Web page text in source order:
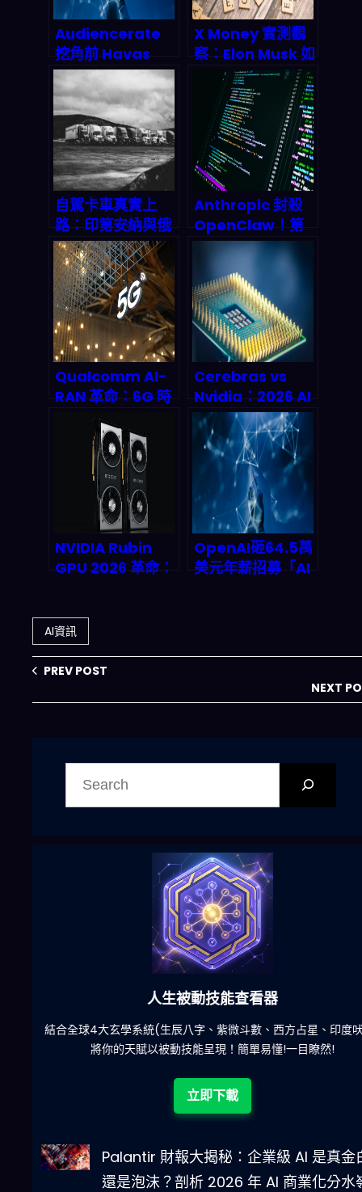
Audiencerate
挖角前 Havas
CTO：AI 行銷自
動化憑什麼在
2026 年搶下全球
8.14 億美元市場份
額？
X Money 實測觀
察：Elon Musk 如
何把 X 平台變成金
融「超級應用」？
自駕卡車真實上
路：印第安納與俄
亥俄州聯合試驗揭
示 2026 年物流革
命
Anthropic 封殺
OpenClaw！第
三方工具額外收
費，2026 AI 開源
生態何去何從？
Qualcomm AI-
RAN 革命：6G 時
代提前到來的關鍵
Cerebras vs
Nvidia：2026 AI
晶片霸主之爭的深
度解剖與投資全攻
NVIDIA Rubin
GPU 2026 革命：
發者如何零雲端成
本建構超高效代理
工作流？
OpenAI砸64.5萬
美元年薪招募「AI
AI資訊
PREV POST
NEXT
六合彩發達神器
減少超過500萬個低概率中獎組合，提高中獎率
立即下載
Palantir 財報大揭秘：企業級 AI 是真金
還是泡沫？剖析 2026 年 AI 商業化分水